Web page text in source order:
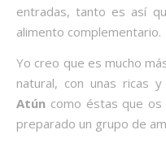
entradas, tanto es así
alimento complementario.
Yo creo que es mucho
natural, con unas ricas y
Atún como éstas que os
preparado un grupo de